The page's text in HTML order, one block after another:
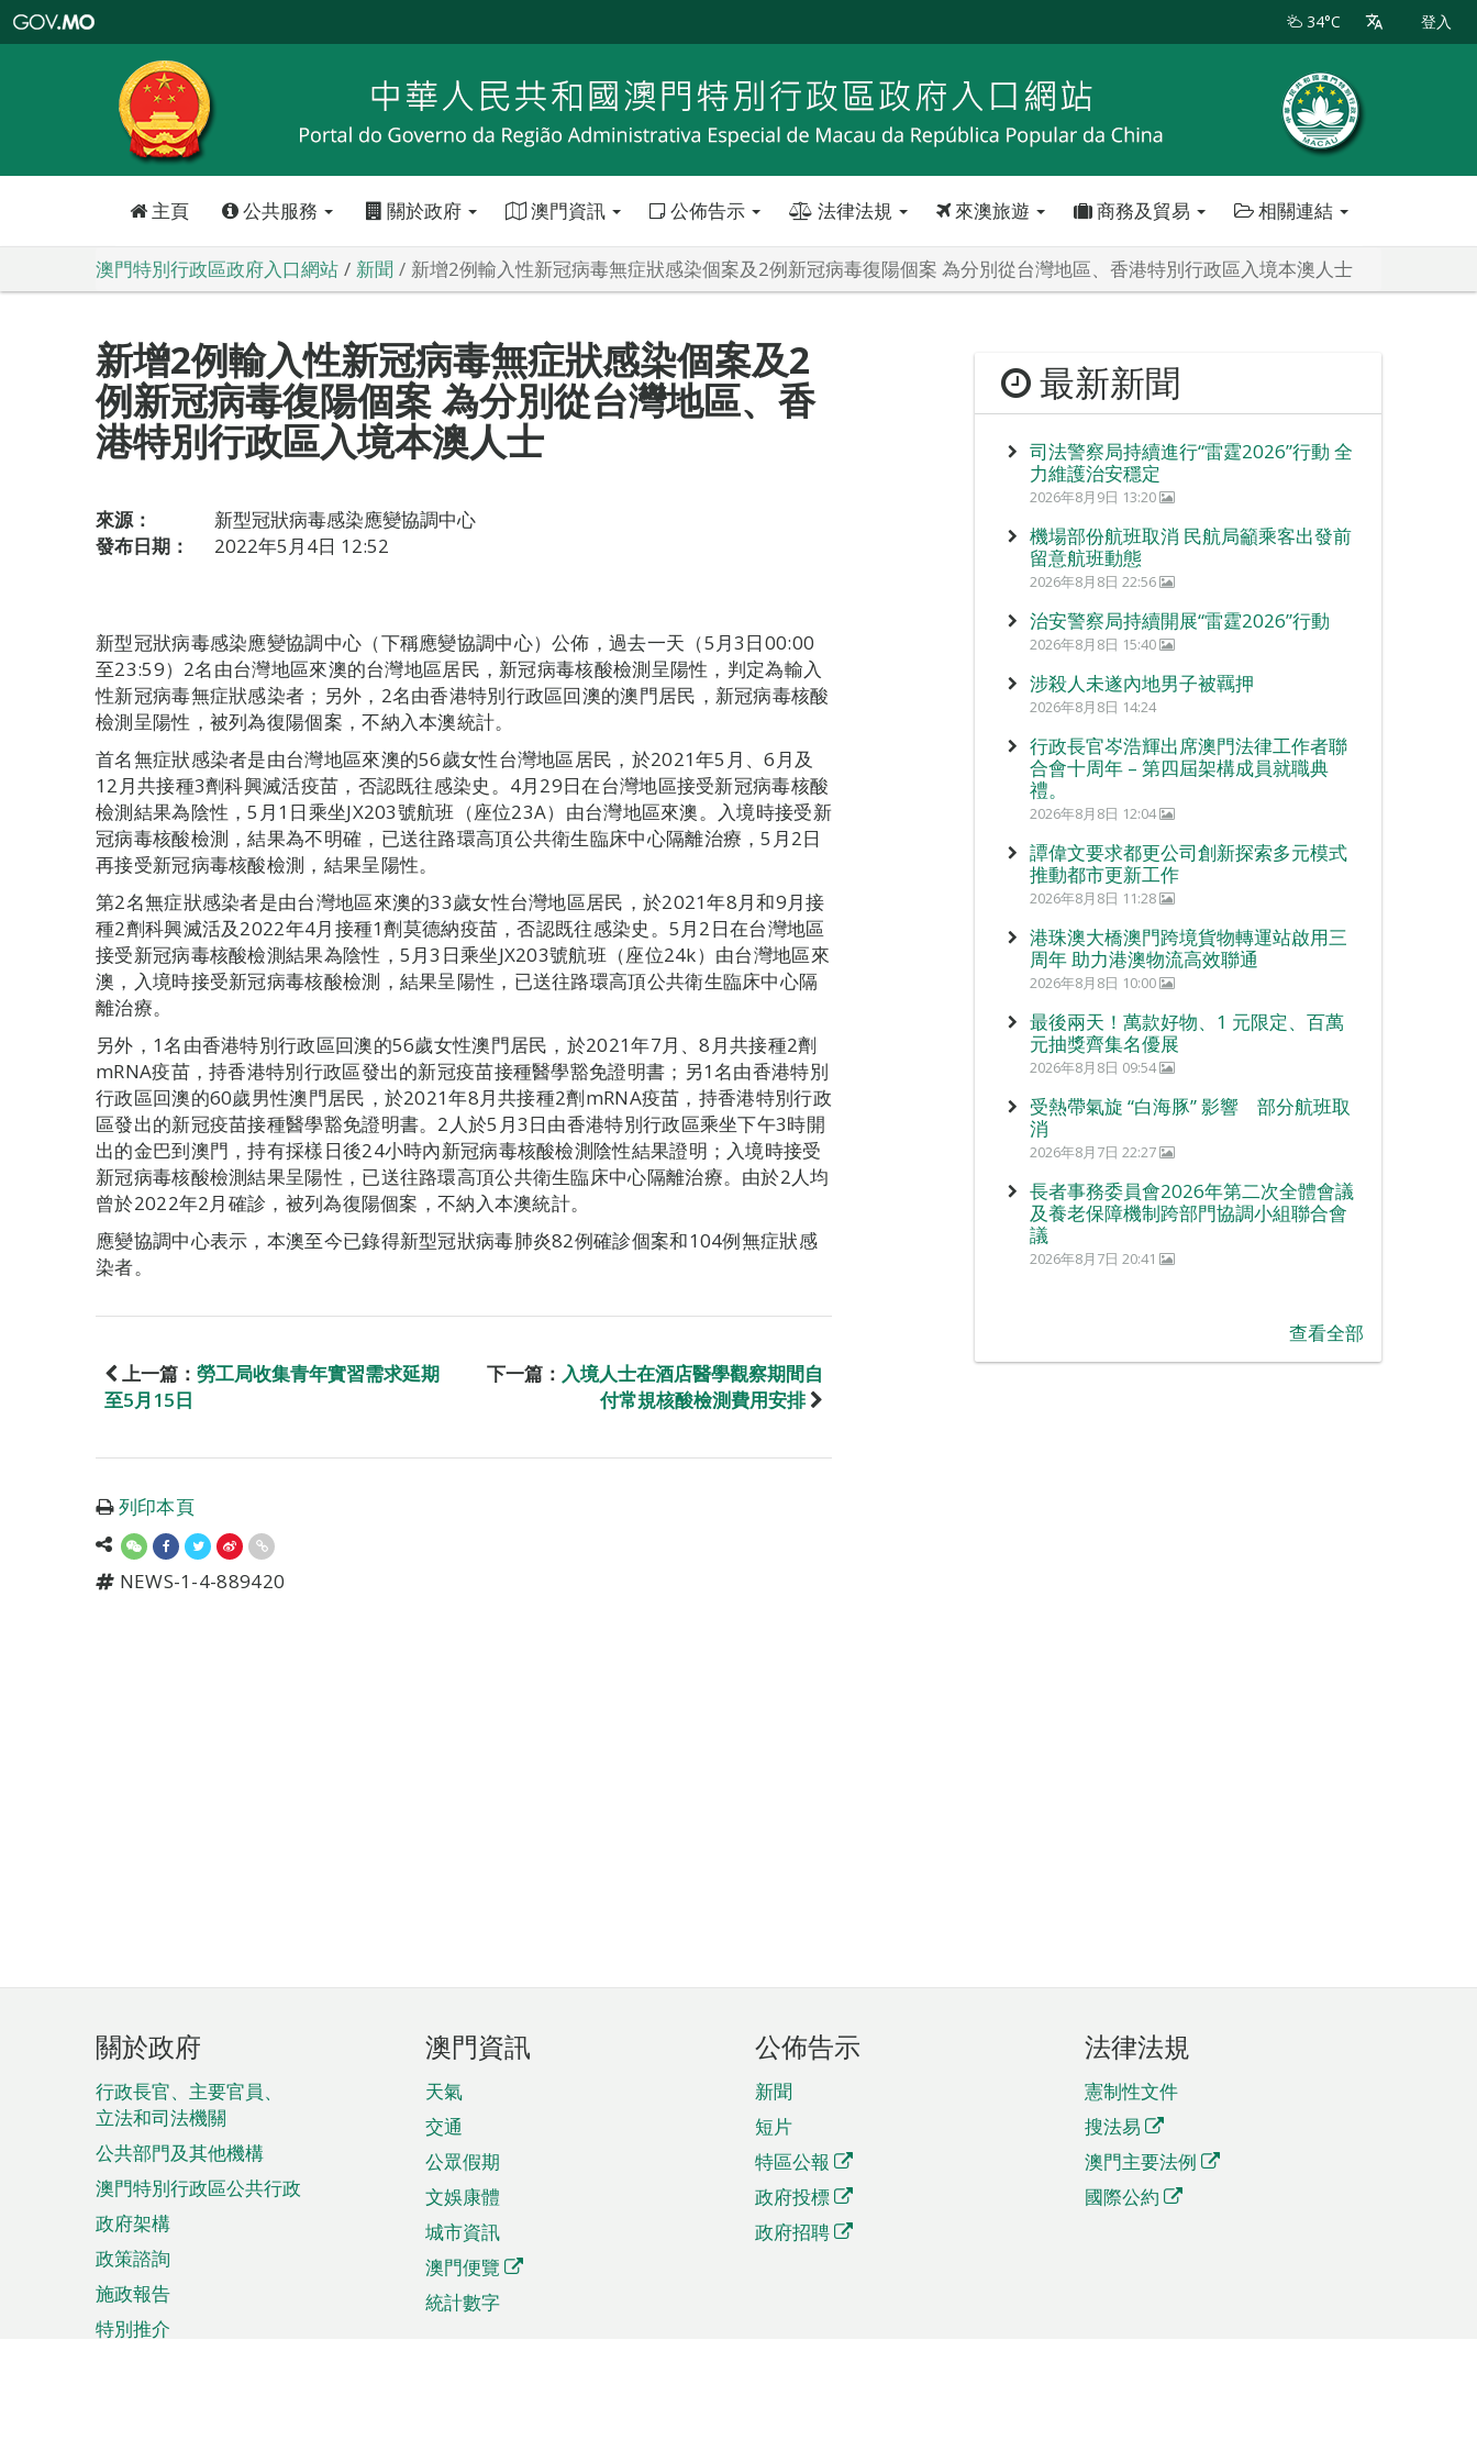
特
政
區
政
口
34°C 登入
主頁 公共服務 關於政府 澳門資訊 公佈告示 法律法規 來澳旅遊 商務及貿易 相關連結
澳門特別行政區政府入口網站 新聞 新增2例輸入性新冠病毒無症狀感染個案及2例新冠病毒復陽個案 為分別從台灣地區、香港特別行政區入境本澳人士
新增2例輸入性新冠病毒無症狀感染個案及2
例新冠病毒復陽個案 為分別從台灣地區、香
港特別行政區入境本澳人士
來源：
新型冠狀病毒感染應變協調中心
發布日期：
2022年5月4日 12:52
新型冠狀病毒感染應變協調中心（下稱應變協調中心）公佈，過去一天（5月3日00:00
至23:59）2名由台灣地區來澳的台灣地區居民，新冠病毒核酸檢測呈陽性，判定為輸入
性新冠病毒無症狀感染者；另外，2名由香港特別行政區回澳的澳門居民，新冠病毒核酸
檢測呈陽性，被列為復陽個案，不納入本澳統計。
首名無症狀感染者是由台灣地區來澳的56歲女性台灣地區居民，於2021年5月、6月及
12月共接種3劑科興滅活疫苗，否認既往感染史。4月29日在台灣地區接受新冠病毒核酸
檢測結果為陰性，5月1日乘坐JX203號航班（座位23A）由台灣地區來澳。入境時接受新
冠病毒核酸檢測，結果為不明確，已送往路環高頂公共衛生臨床中心隔離治療，5月2日
再接受新冠病毒核酸檢測，結果呈陽性。
第2名無症狀感染者是由台灣地區來澳的33歲女性台灣地區居民，於2021年8月和9月接
種2劑科興滅活及2022年4月接種1劑莫德納疫苗，否認既往感染史。5月2日在台灣地區
接受新冠病毒核酸檢測結果為陰性，5月3日乘坐JX203號航班（座位24k）由台灣地區來
澳，入境時接受新冠病毒核酸檢測，結果呈陽性，已送往路環高頂公共衛生臨床中心隔
離治療。
另外，1名由香港特別行政區回澳的56歲女性澳門居民，於2021年7月、8月共接種2劑
mRNA疫苗，持香港特別行政區發出的新冠疫苗接種醫學豁免證明書；另1名由香港特別
行政區回澳的60歲男性澳門居民，於2021年8月共接種2劑mRNA疫苗，持香港特別行政
區發出的新冠疫苗接種醫學豁免證明書。2人於5月3日由香港特別行政區乘坐下午3時開
出的金巴到澳門，持有採樣日後24小時內新冠病毒核酸檢測陰性結果證明；入境時接受
新冠病毒核酸檢測結果呈陽性，已送往路環高頂公共衛生臨床中心隔離治療。由於2人均
曾於2022年2月確診，被列為復陽個案，不納入本澳統計。
應變協調中心表示，本澳至今已錄得新型冠狀病毒肺炎82例確診個案和104例無症狀感
染者。
上一篇： 勞工局收集青年實習需求延期
至5月15日
下一篇： 入境人士在酒店醫學觀察期間自
付常規核酸檢測費用安排
列印本頁
NEWS-1-4-889420
最新新聞
司法警察局持續進行“雷霆2026”行動 全
力維護治安穩定
2026年8月9日 13:20
機場部份航班取消 民航局籲乘客出發前
留意航班動態
2026年8月8日 22:56
治安警察局持續開展“雷霆2026”行動
2026年8月8日 15:40
涉殺人未遂內地男子被羈押
2026年8月8日 14:24
行政長官岑浩輝出席澳門法律工作者聯
合會十周年 – 第四屆架構成員就職典
禮。
2026年8月8日 12:04
譚偉文要求都更公司創新探索多元模式
推動都市更新工作
2026年8月8日 11:28
港珠澳大橋澳門跨境貨物轉運站啟用三
周年 助力港澳物流高效聯通
2026年8月8日 10:00
最後兩天！萬款好物、1 元限定、百萬
元抽獎齊集名優展
2026年8月8日 09:54
受熱帶氣旋 “白海豚” 影響 部分航班取
消
2026年8月7日 22:27
長者事務委員會2026年第二次全體會議
及養老保障機制跨部門協調小組聯合會
議
2026年8月7日 20:41
查看全部
頁
腳
菜
單
關於政府
行政長官、主要官員、
立法和司法機關
公共部門及其他機構
澳門特別行政區公共行政
政府架構
政策諮詢
施政報告
特別推介
澳門資訊
天氣
交通
公眾假期
文娛康體
城市資訊
澳門便覽
統計數字
公佈告示
新聞
短片
特區公報
政府投標
政府招聘
法律法規
憲制性文件
搜法易
澳門主要法例
國際公約